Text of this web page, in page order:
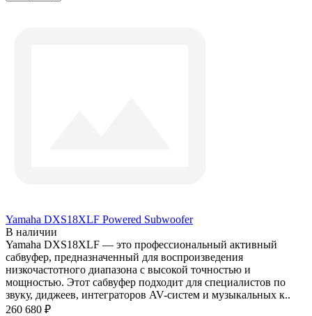
Yamaha DXS18XLF Powered Subwoofer
В наличии
Yamaha DXS18XLF — это профессиональный активный
сабвуфер, предназначенный для воспроизведения
низкочастотного диапазона с высокой точностью и
мощностью. Этот сабвуфер подходит для специалистов по
звуку, диджеев, интеграторов AV-систем и музыкальных к..
260 680 ₽